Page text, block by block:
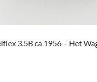
3.5B ca 1956 – Het